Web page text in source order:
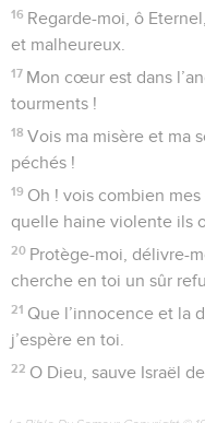
16 Regarde-moi, ô
et malheureux.
17 Mon cœur est dans
tourments !
18 Vois ma misère et ma
péchés !
19 Oh ! vois combien
quelle haine violente ils
20 Protège-moi, délivre-
cherche en toi un sûr
21 Que l’innocence et la
j’espère en toi.
22 O Dieu, sauve Israël